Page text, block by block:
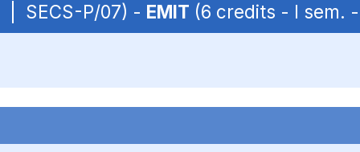
| SECS-P/07) - EMIT (6 credits - I sem.